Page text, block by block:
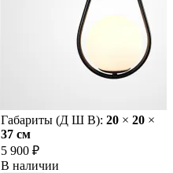
Габариты (Д Ш В): 20 × 20 ×
37 cм
5 900 ₽
В наличии